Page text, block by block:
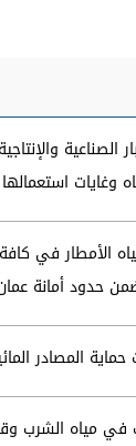
الصناعية
استعمالها
الأمطار في
حدود أمانة عمان
المصادر المائية
في مياه الشرب